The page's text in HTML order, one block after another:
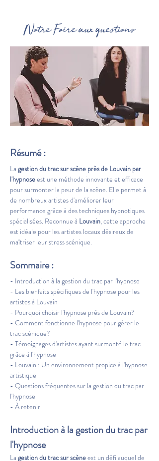
Notre Foire aux questions
Résumé :
La gestion du trac sur scène près de Louvain par
l'hypnose est une méthode innovante et efficace
pour surmonter la peur de la scène. Elle permet à
de nombreux artistes d'améliorer leur
performance grâce à des techniques hypnotiques
spécialisées. Reconnue à Louvain, cette approche
est idéale pour les artistes locaux désireux de
maîtriser leur stress scénique.
Sommaire :
- Introduction à la gestion du trac par l'hypnose
- Les bienfaits spécifiques de l'hypnose pour les
artistes à Louvain
- Pourquoi choisir l'hypnose près de Louvain?
- Comment fonctionne l'hypnose pour gérer le
trac scénique?
- Témoignages d'artistes ayant surmonté le trac
grâce à l'hypnose
- Louvain : Un environnement propice à l'hypnose
artistique
- Questions fréquentes sur la gestion du trac par
l'hypnose
- À retenir
Introduction à la gestion du trac par
l'hypnose
La gestion du trac sur scène est un défi auquel de